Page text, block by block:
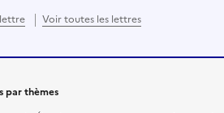
Voir toutes les lettres
par thèmes